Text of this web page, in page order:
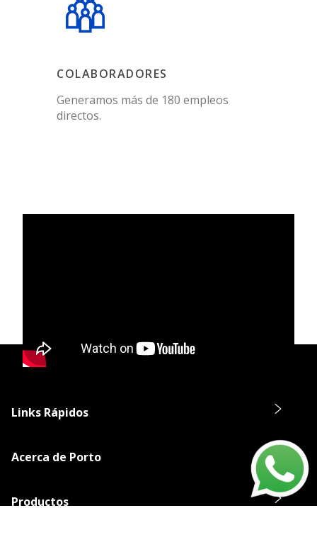
COLABORADORES
Generamos más de 180 empleos
directos.
Links Rápidos
Acerca de Porto
Productos